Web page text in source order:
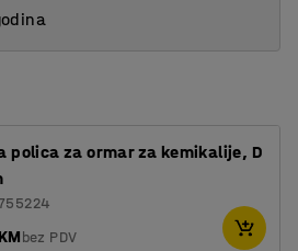
polica za ormar za kemikalije, D
bez PDV